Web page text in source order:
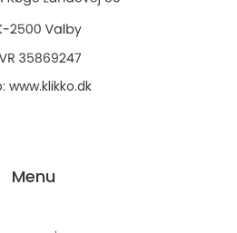
www.klikko.dk
Menu